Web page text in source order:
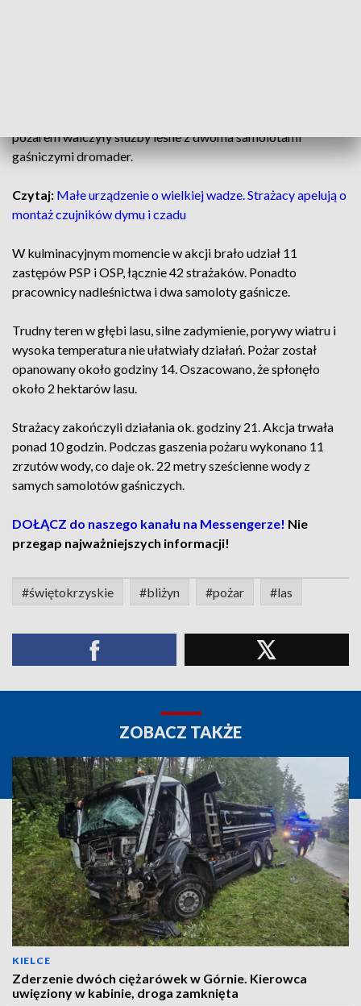
pożarem walczyły służby leśne z dwoma samolotami
gaśniczymi dromader.
Czytaj: Małe urządzenie o wielkiej wadze. Strażacy apelują o
montaż czujników dymu i czadu
W kulminacyjnym momencie w akcji brało udział 11
zastępów PSP i OSP, łącznie 42 strażaków. Ponadto
pracownicy nadleśnictwa i dwa samoloty gaśnicze.
Trudny teren w głębi lasu, silne zadymienie, porywy wiatru i
wysoka temperatura nie ułatwiały działań. Pożar został
opanowany około godziny 14. Oszacowano, że spłonęło
około 2 hektarów lasu.
Strażacy zakończyli działania ok. godziny 21. Akcja trwała
ponad 10 godzin. Podczas gaszenia pożaru wykonano 11
zrzutów wody, co daje ok. 22 metry sześcienne wody z
samych samolotów gaśniczych.
DOŁĄCZ do naszego kanału na Messengerze! Nie
przegap najważniejszych informacji!
#świętokrzyskie #bliżyn #pożar #las
ZOBACZ TAKŻE
KIELCE
Zderzenie dwóch ciężarówek w Górnie. Kierowca
uwięziony w kabinie, droga zamknięta